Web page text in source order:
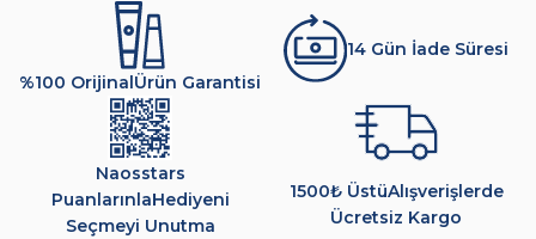
%100 OrijinalÜrün Garantisi
14 Gün İade Süresi
Naosstars
PuanlarınlaHediyeni
Seçmeyi Unutma
1500₺ ÜstüAlışverişlerde
Ücretsiz Kargo